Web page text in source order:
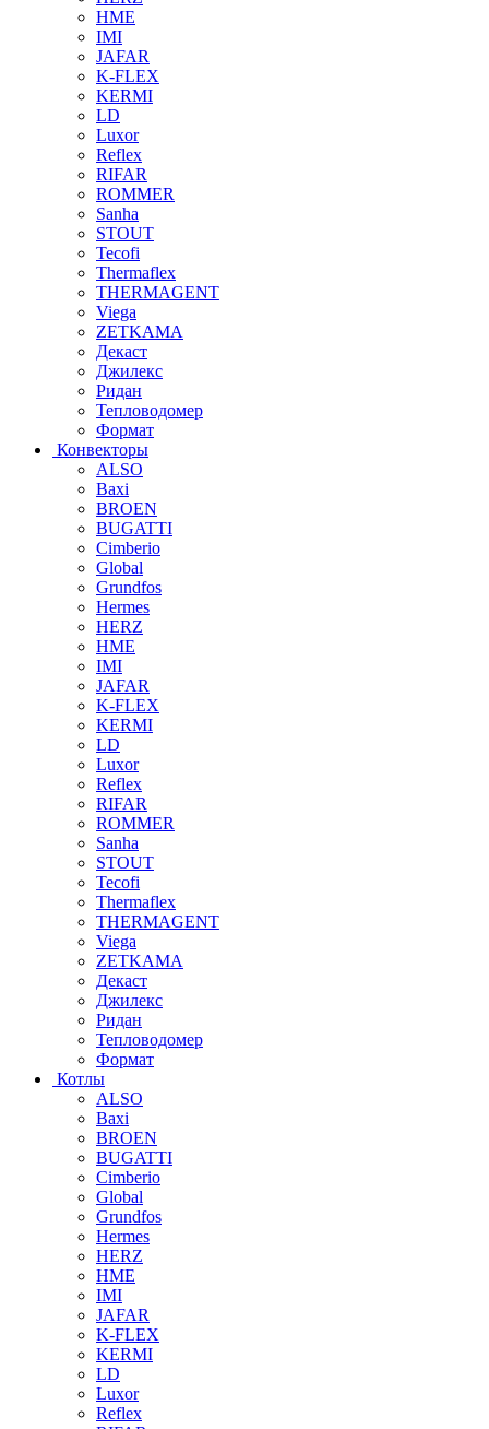
HME
IMI
JAFAR
K-FLEX
KERMI
LD
Luxor
Reflex
RIFAR
ROMMER
Sanha
STOUT
Tecofi
Thermaflex
THERMAGENT
Viega
ZETKAMA
Декаст
Джилекс
Ридан
Тепловодомер
Формат
Конвекторы
ALSO
Baxi
BROEN
BUGATTI
Cimberio
Global
Grundfos
Hermes
HERZ
HME
IMI
JAFAR
K-FLEX
KERMI
LD
Luxor
Reflex
RIFAR
ROMMER
Sanha
STOUT
Tecofi
Thermaflex
THERMAGENT
Viega
ZETKAMA
Декаст
Джилекс
Ридан
Тепловодомер
Формат
Котлы
ALSO
Baxi
BROEN
BUGATTI
Cimberio
Global
Grundfos
Hermes
HERZ
HME
IMI
JAFAR
K-FLEX
KERMI
LD
Luxor
Reflex